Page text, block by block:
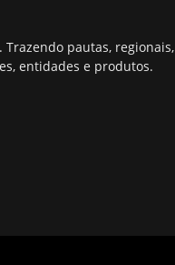
pautas, regionais,
entidades e produtos.